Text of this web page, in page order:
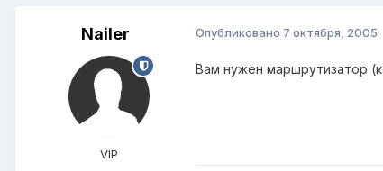
Nailer
VIP
Опубликовано 7 октября, 2005
Вам нужен маршрутизатор